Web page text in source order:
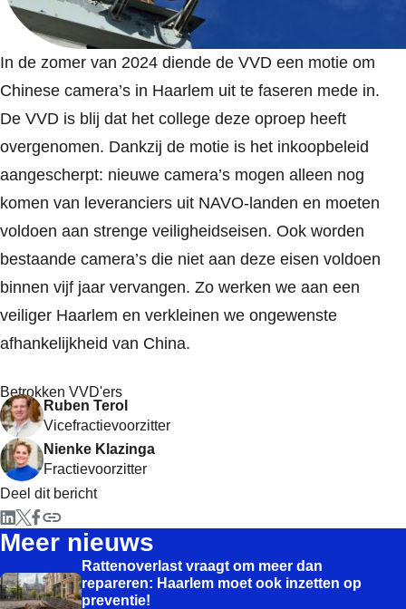
In de zomer van 2024 diende de VVD een motie om
Chinese camera’s in Haarlem uit te faseren mede in.
De VVD is blij dat het college deze oproep heeft
overgenomen. Dankzij de motie is het inkoopbeleid
aangescherpt: nieuwe camera’s mogen alleen nog
komen van leveranciers uit NAVO-landen en moeten
voldoen aan strenge veiligheidseisen. Ook worden
bestaande camera’s die niet aan deze eisen voldoen
binnen vijf jaar vervangen. Zo werken we aan een
veiliger Haarlem en verkleinen we ongewenste
afhankelijkheid van China.
Betrokken VVD'ers
Ruben Terol
Vicefractievoorzitter
Nienke Klazinga
Fractievoorzitter
Deel dit bericht
Meer nieuws
Rattenoverlast vraagt om meer dan
repareren: Haarlem moet ook inzetten op
preventie!